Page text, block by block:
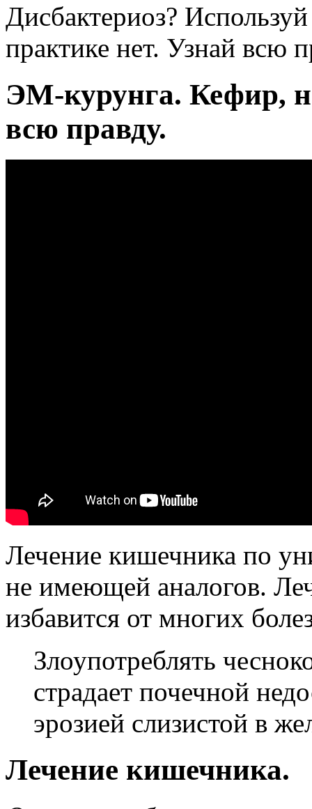
Дисбактериоз?
практике нет. Узнай всю
ЭМ-курунга. Кефир,
всю правду.
Лечение кишечника по
не имеющей аналогов.
избавится от многих
Злоупотреблять
страдает почечной
эрозией слизистой в
Лечение кишечника.